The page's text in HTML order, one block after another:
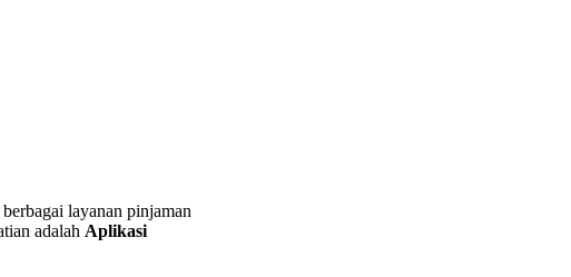
layanan pinjaman
adalah Aplikasi